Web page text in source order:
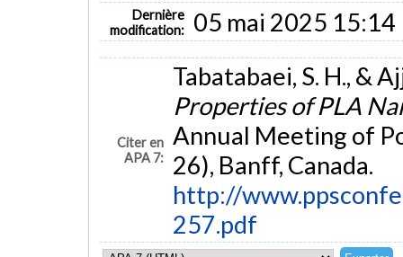
Dernière
modification:
05 mai 2025 15:14
Citer en
APA 7:
Tabatabaei, S. H., &
Properties of PLA
Annual Meeting of
26), Banff, Canada.
http://
257.pdf